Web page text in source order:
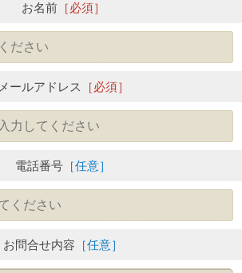
お名前［必須］
メールアドレス ［必須］
電話番号 ［任意］
お問合せ内容 ［任意］